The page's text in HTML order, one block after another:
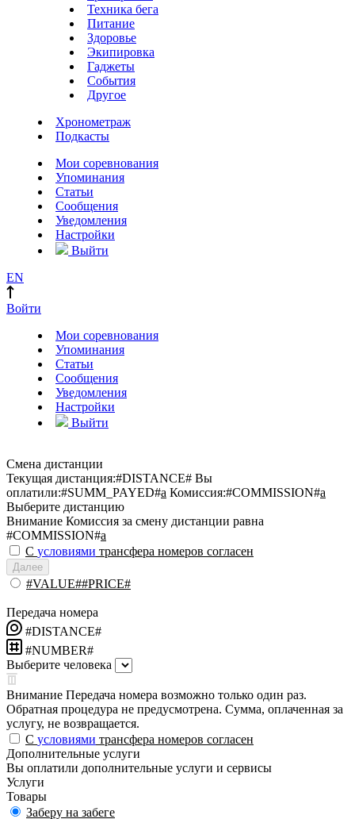
Техника бега
Питание
Здоровье
Экипировка
Гаджеты
События
Другое
Хронометраж
Подкасты
Мои соревнования
Упоминания
Статьи
Сообщения
Уведомления
Настройки
Выйти
EN
Войти
Мои соревнования
Упоминания
Статьи
Сообщения
Уведомления
Настройки
Выйти
Смена дистанции
Текущая дистанция:#DISTANCE# Вы
оплатили:#SUMM_PAYED#a Комиссия:#COMMISSION#a
Выберите дистанцию
Внимание Комиссия за смену дистанции равна
#COMMISSION#a
С условиями трансфера номеров согласен
Далее
#VALUE##PRICE#
Передача номера
#DISTANCE#
#NUMBER#
Выберите человека
Внимание Передача номера возможно только один раз.
Обратная процедура не предусмотрена. Сумма, оплаченная за
услугу, не возвращается.
С условиями трансфера номеров согласен
Дополнительные услуги
Вы оплатили дополнительные услуги и сервисы
Услуги
Товары
Заберу на забеге